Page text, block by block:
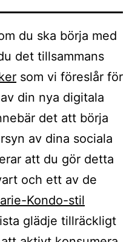
du ska börja med
det tillsammans
som vi föreslår för
din nya digitala
det att börja
av dina sociala
att du gör detta
och ett av de
Kondo-stil
glädje tillräckligt